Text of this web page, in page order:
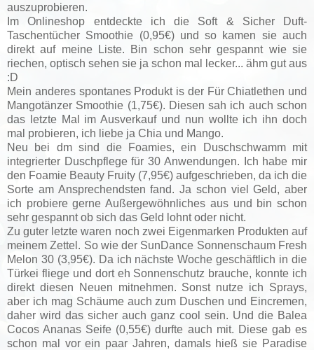
auszuprobieren.
Im Onlineshop entdeckte ich die Soft & Sicher Duft-
Taschentücher Smoothie (0,95€) und so kamen sie auch
direkt auf meine Liste. Bin schon sehr gespannt wie sie
riechen, optisch sehen sie ja schon mal lecker... ähm gut aus
:D
Mein anderes spontanes Produkt is der Für Chiatlethen und
Mangotänzer Smoothie (1,75€). Diesen sah ich auch schon
das letzte Mal im Ausverkauf und nun wollte ich ihn doch
mal probieren, ich liebe ja Chia und Mango.
Neu bei dm sind die Foamies, ein Duschschwamm mit
integrierter Duschpflege für 30 Anwendungen. Ich habe mir
den Foamie Beauty Fruity (7,95€) aufgeschrieben, da ich die
Sorte am Ansprechendsten fand. Ja schon viel Geld, aber
ich probiere gerne Außergewöhnliches aus und bin schon
sehr gespannt ob sich das Geld lohnt oder nicht.
Zu guter letzte waren noch zwei Eigenmarken Produkten auf
meinem Zettel. So wie der SunDance Sonnenschaum Fresh
Melon 30 (3,95€). Da ich nächste Woche geschäftlich in die
Türkei fliege und dort eh Sonnenschutz brauche, konnte ich
direkt diesen Neuen mitnehmen. Sonst nutze ich Sprays,
aber ich mag Schäume auch zum Duschen und Eincremen,
daher wird das sicher auch ganz cool sein. Und die Balea
Cocos Ananas Seife (0,55€) durfte auch mit. Diese gab es
schon mal vor ein paar Jahren, damals hieß sie Paradise